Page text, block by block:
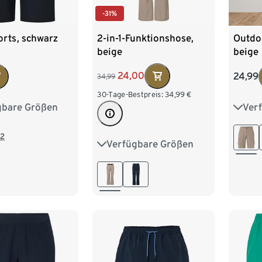
schwarz
Größen
M 48/50
-31%
2-in-1-Funktionshose,
beige
34,99 24,00
30-Tage-Bestpreis: 34,99 €
Verfügbare Größen
S 44/46 M 48/50
L 52/54
beige
24,99
S
L 52/